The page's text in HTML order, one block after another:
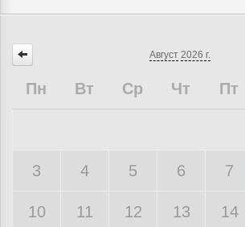
Август 2026 г.
Пн Вт Ср Чт Пт
3 4 5 6 7
10 11 12 13 14